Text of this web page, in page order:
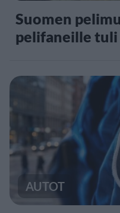
Suomen
pelifaneille
AUTOT